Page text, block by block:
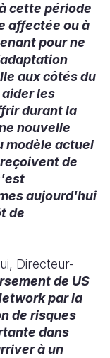
cette période
affectée ou à
pour ne
aux côtés du
les
durant la
nouvelle
modèle actuel
de
aujourd'hui
de
Directeur-
de US
par la
de risques
dans
à un